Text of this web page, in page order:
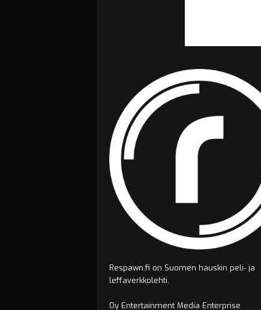
Respawn.fi on Suomen hauskin peli- ja
leffaverkkolehti.
Oy Entertainment Media Enterprise